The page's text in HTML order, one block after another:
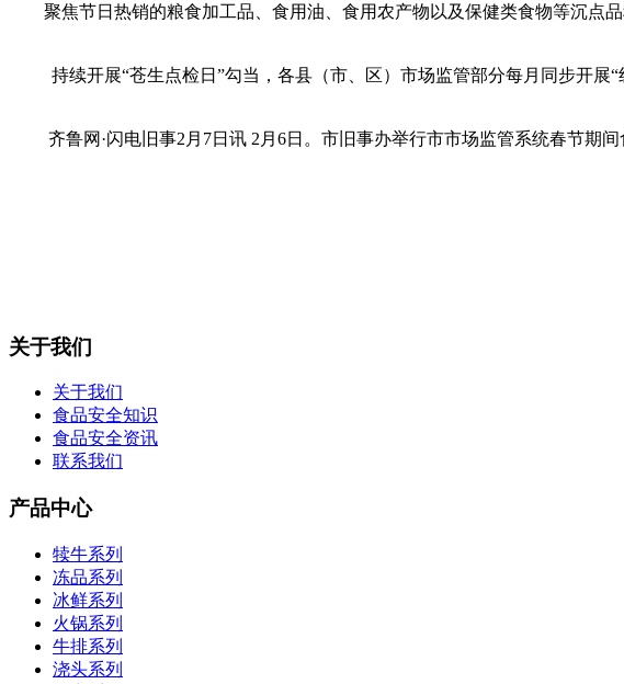
聚焦节日热销的粮食加工品、食用油、食用农产物以及保健类食物等沉点
持续开展“苍生点检日”勾当，各县（市、区）市场监管部分每月同步开展“
齐鲁网·闪电旧事2月7日讯 2月6日。市旧事办举行市市场监管系统春节期
关于我们
关于我们
食品安全知识
食品安全资讯
联系我们
产品中心
犊牛系列
冻品系列
冰鲜系列
火锅系列
牛排系列
浇头系列